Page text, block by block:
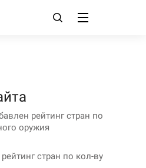
рейтинг стран по
оружия
стран по кол-ву